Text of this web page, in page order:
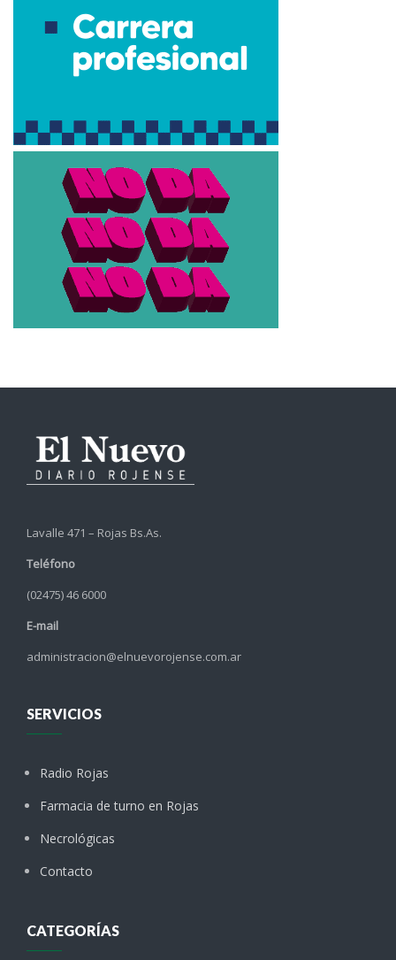
Lavalle 471 – Rojas Bs.As.
Teléfono
(02475) 46 6000
E-mail
administracion@elnuevorojense.com.ar
SERVICIOS
Radio Rojas
Farmacia de turno en Rojas
Necrológicas
Contacto
CATEGORÍAS